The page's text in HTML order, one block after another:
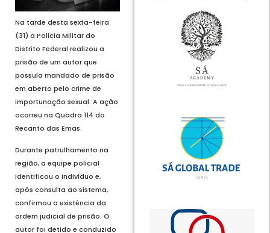
Na tarde desta sexta-feira
(31) a Polícia Militar do
Distrito Federal realizou a
prisão de um autor que
possuía mandado de prisão
em aberto pelo crime de
importunação sexual. A ação
ocorreu na Quadra 114 do
Recanto das Emas.
Durante patrulhamento na
região, a equipe policial
identificou o indivíduo e,
após consulta ao sistema,
confirmou a existência da
ordem judicial de prisão. O
autor foi detido e conduzido